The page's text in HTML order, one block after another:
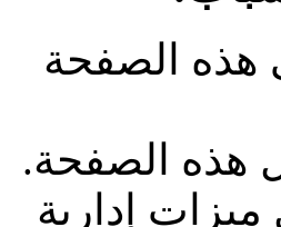
هذه الصفحة
هذه الصفحة.
إدارية